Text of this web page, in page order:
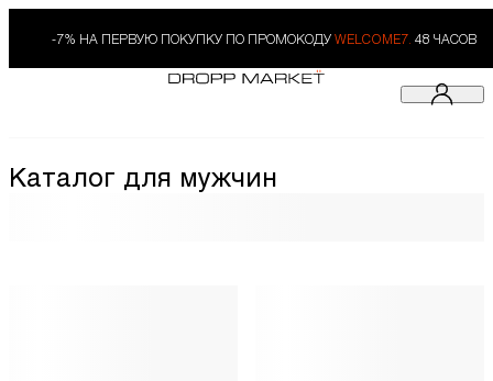
-7% НА ПЕРВУЮ ПОКУПКУ ПО ПРОМОКОДУ WELCOME7. 48 ЧАСОВ
Каталог для мужчин